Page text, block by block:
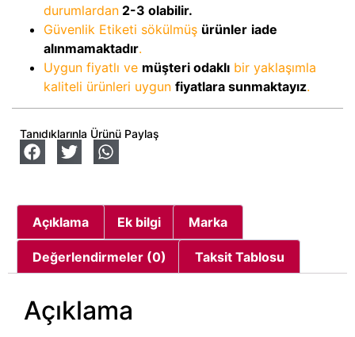
durumlardan 2-3 olabilir.
Güvenlik Etiketi sökülmüş ürünler iade
alınmamaktadır.
Uygun fiyatlı ve müşteri odaklı bir yaklaşımla
kaliteli ürünleri uygun fiyatlara sunmaktayız.
Tanıdıklarınla Ürünü Paylaş
Açıklama Ek bilgi Marka
Değerlendirmeler (0) Taksit Tablosu
Açıklama